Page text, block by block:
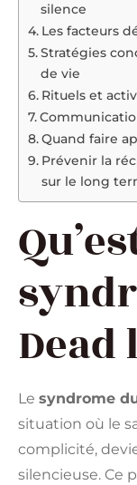
silence
Les facteurs
Stratégies
de vie
Rituels et
Quand faire
Prévenir la
sur le long
Le syndrome
situation où le
complicité,
silencieuse. Ce